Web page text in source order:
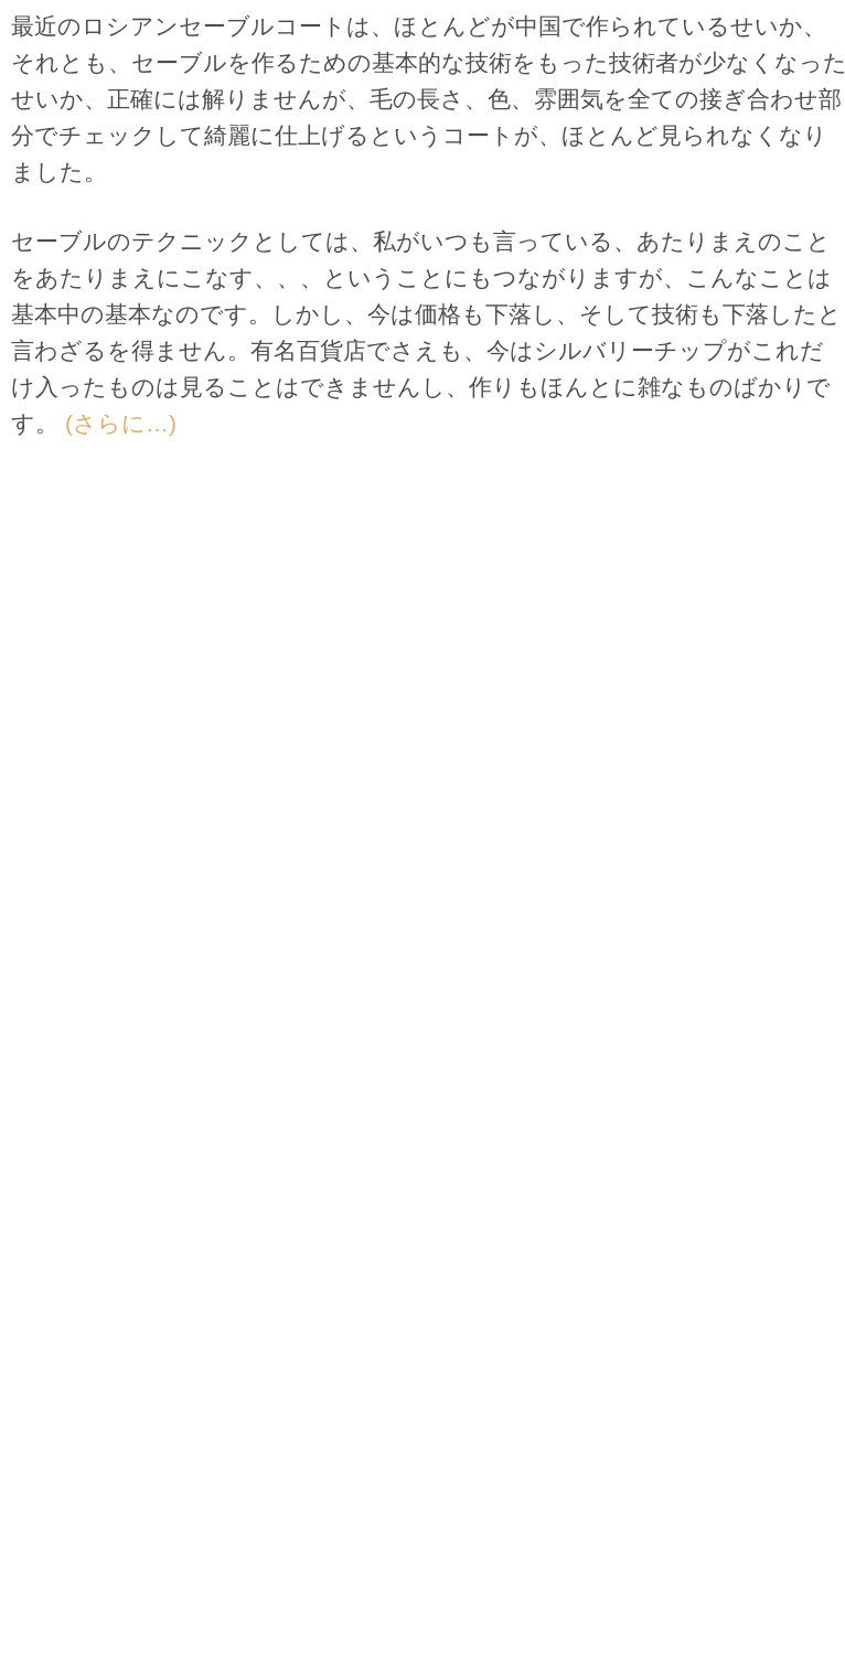
最近のロシアンセーブルコートは、ほとんどが中国で作られているせいか、
それとも、セーブルを作るための基本的な技術をもった技術者が少なくなった
せいか、正確には解りませんが、毛の長さ、色、雰囲気を全ての接ぎ合わせ部
分でチェックして綺麗に仕上げるというコートが、ほとんど見られなくなり
ました。
セーブルのテクニックとしては、私がいつも言っている、あたりまえのこと
をあたりまえにこなす、、、ということにもつながりますが、こんなことは
基本中の基本なのです。しかし、今は価格も下落し、そして技術も下落したと
言わざるを得ません。有名百貨店でさえも、今はシルバリーチップがこれだ
け入ったものは見ることはできませんし、作りもほんとに雑なものばかりで
す。 (さらに…)